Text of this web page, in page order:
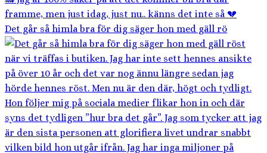
Det går så himla bra för dig säger hon med gäll rö